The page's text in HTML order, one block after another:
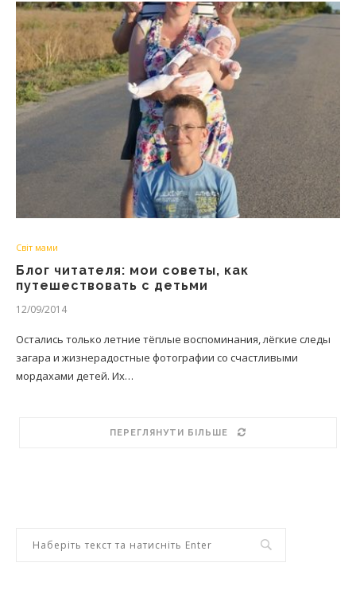
Світ мами
Блог читателя: мои советы, как
путешествовать с детьми
12/09/2014
Остались только летние тёплые воспоминания, лёгкие следы
загара и жизнерадостные фотографии со счастливыми
мордахами детей. Их…
ПЕРЕГЛЯНУТИ БІЛЬШЕ